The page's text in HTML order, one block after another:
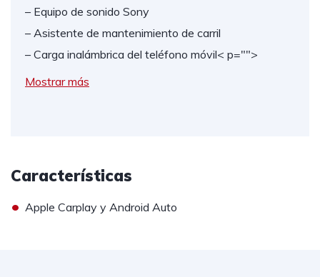
– Equipo de sonido Sony
– Asistente de mantenimiento de carril
– Carga inalámbrica del teléfono móvil< p="">
Mostrar más
Características
• Apple Carplay y Android Auto